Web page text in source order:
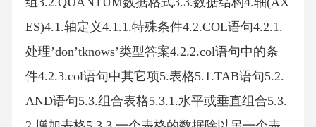
ES)4.1.轴定义4.1.1.特殊条件4.2.COL语句4.2.1.
处理’don’tknows’类型答案4.2.2.col语句中的条
件4.2.3.col语句中其它项5.表格5.1.TAB语句5.2.
AND语句5.3.组合表格5.3.1.水平或垂直组合5.3.